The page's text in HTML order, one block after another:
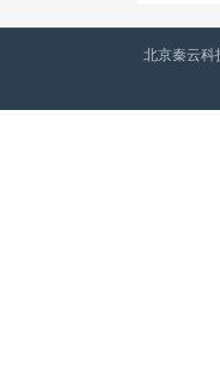
北京秦云科